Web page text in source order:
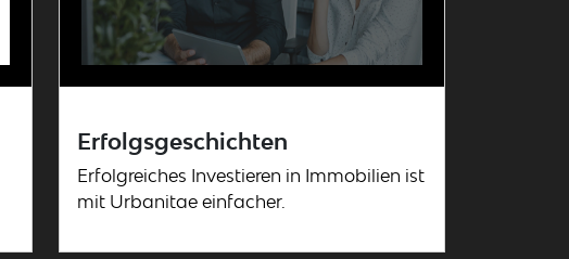
Erfolgsgeschichten
Erfolgreiches Investieren in Immobilien ist
mit Urbanitae einfacher.